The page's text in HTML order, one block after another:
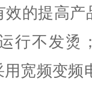
的提高
行不发烫
宽频变频